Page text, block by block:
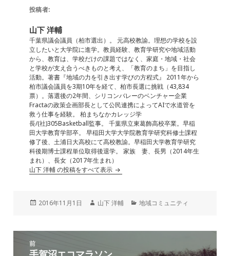
e
b
o
o
k
n
投稿者:
山下 洋輔
千葉県議会議員（柏市選出）。 元高校教諭。理想の学校を設
立したいと大学院に進学。教員経験、教育学研究や地域活動
から、教育は、学校だけの課題ではなく、家庭・地域・社会
と学校が支え合うべきものと考え、「教育のまち」を目指し
活動。著書『地域の力を引き出す学びの方程式』 2011年から
柏市議会議員を3期10年を経て、柏市長選に挑戦（43,834
票）。落選後の2年間、シリコンバレーのベンチャー企業
Fractaの政策企画部長として公民連携によってAIで水道管を
救う仕事を経験。 柏まちなかカレッジ学
長/(社)305Basketball監事。 千葉県立東葛飾高校卒業。早稲
田大学教育学部卒。 早稲田大学大学院教育学研究科修士課程
修了後、土浦日大高校にて高校教諭。早稲田大学教育学研究
科後期博士課程単位取得後退学。 家族 妻、長男（2014年生
まれ）、長女（2017年生まれ）
山下 洋輔 の投稿をすべて表示
投
2016年11月1日
作
山下 洋輔
カ
リ
地域コミュニティ
前
前